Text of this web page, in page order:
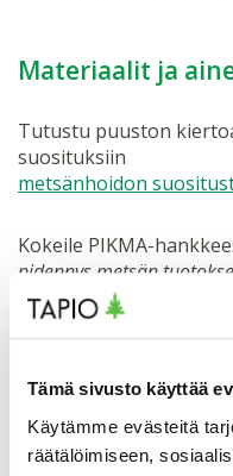
Tämä sivusto käyttää
Käytämme evästeitä
räätälöimiseen,
Materiaalit ja
Tutustu puuston
suosituksiin
metsänhoidon
Kokeile PIKMA-
pidennys metsän
Kiertoajan
perusteella
, metsänhoidon